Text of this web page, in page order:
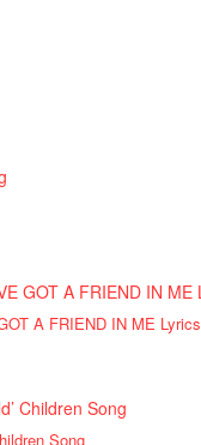
A FRIEND IN ME Lyrics
Song